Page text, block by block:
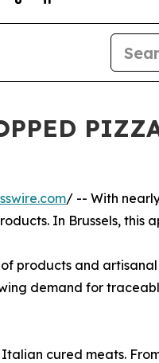
/ -- With
In Brussels,
products and artisanal
demand for
cured meats.